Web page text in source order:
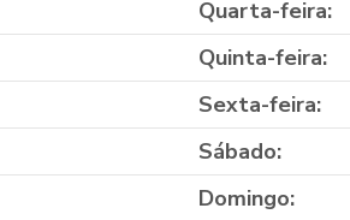
Quarta-feira:
Quinta-feira:
Sexta-feira:
Sábado:
Domingo: